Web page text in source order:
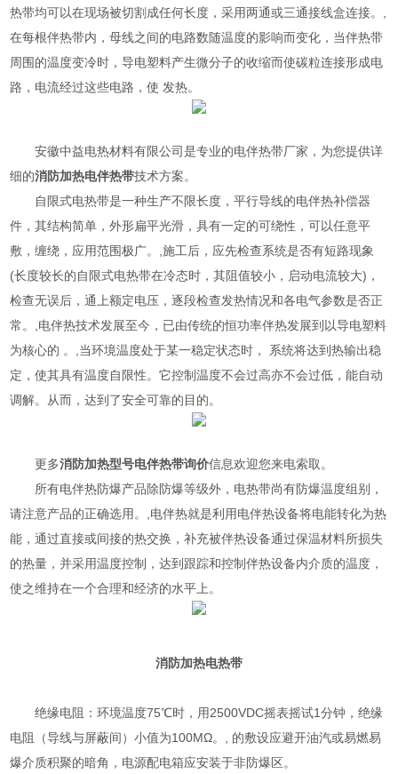
热带均可以在现场被切割成任何长度，采用两通或三通接线盒连接。,
在每根伴热带内，母线之间的电路数随温度的影响而变化，当伴热带
周围的温度变冷时，导电塑料产生微分子的收缩而使碳粒连接形成电
路，电流经过这些电路，使 发热。
安徽中益电热材料有限公司是专业的电伴热带厂家，为您提供详
细的消防加热电伴热带技术方案。
自限式电热带是一种生产不限长度，平行导线的电伴热补偿器
件，其结构简单，外形扁平光滑，具有一定的可绕性，可以任意平
敷，缠绕，应用范围极广。,施工后，应先检查系统是否有短路现象
(长度较长的自限式电热带在冷态时，其阻值较小，启动电流较大)，
检查无误后，通上额定电压，逐段检查发热情况和各电气参数是否正
常。,电伴热技术发展至今，已由传统的恒功率伴热发展到以导电塑料
为核心的 。,当环境温度处于某一稳定状态时， 系统将达到热输出稳
定，使其具有温度自限性。它控制温度不会过高亦不会过低，能自动
调解。从而，达到了安全可靠的目的。
更多消防加热型号电伴热带询价信息欢迎您来电索取。
所有电伴热防爆产品除防爆等级外，电热带尚有防爆温度组别，
请注意产品的正确选用。,电伴热就是利用电伴热设备将电能转化为热
能，通过直接或间接的热交换，补充被伴热设备通过保温材料所损失
的热量，并采用温度控制，达到跟踪和控制伴热设备内介质的温度，
使之维持在一个合理和经济的水平上。
消防加热电热带
绝缘电阻：环境温度75℃时，用2500VDC摇表摇试1分钟，绝缘
电阻（导线与屏蔽间）小值为100MΩ。, 的敷设应避开油汽或易燃易
爆介质积聚的暗角，电源配电箱应安装于非防爆区。